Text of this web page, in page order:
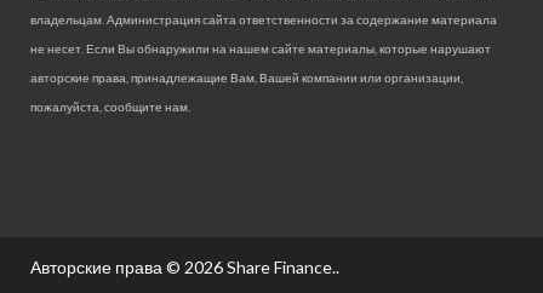
владельцам. Администрация сайта ответственности за содержание материала
не несет. Если Вы обнаружили на нашем сайте материалы, которые нарушают
авторские права, принадлежащие Вам, Вашей компании или организации,
пожалуйста, сообщите нам.
Авторские права © 2026Share Finance..